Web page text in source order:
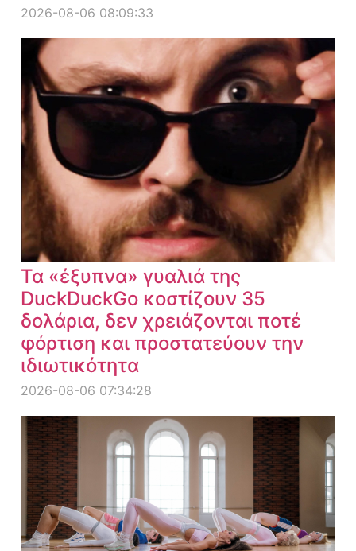
2026-08-06 08:09:33
Τα «έξυπνα» γυαλιά της
DuckDuckGo κοστίζουν 35
δολάρια, δεν χρειάζονται ποτέ
φόρτιση και προστατεύουν την
ιδιωτικότητα
2026-08-06 07:34:28